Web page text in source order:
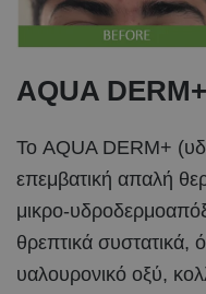
AQUA DERM+
Το AQUA DERM+
επεμβατική απαλή
μικρο-
θρεπτικά συστατικά,
υαλουρονικό οξύ,